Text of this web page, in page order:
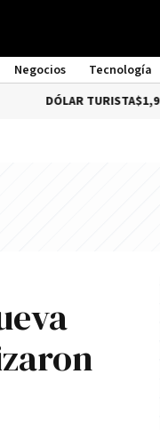
Negocios Tecnología
TURISTA$1,976.00